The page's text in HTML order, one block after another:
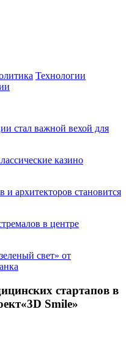
Технологии
стал важной вехой для
казино
архитекторов становится
в центре
свет» от
стартапов в
Smile»